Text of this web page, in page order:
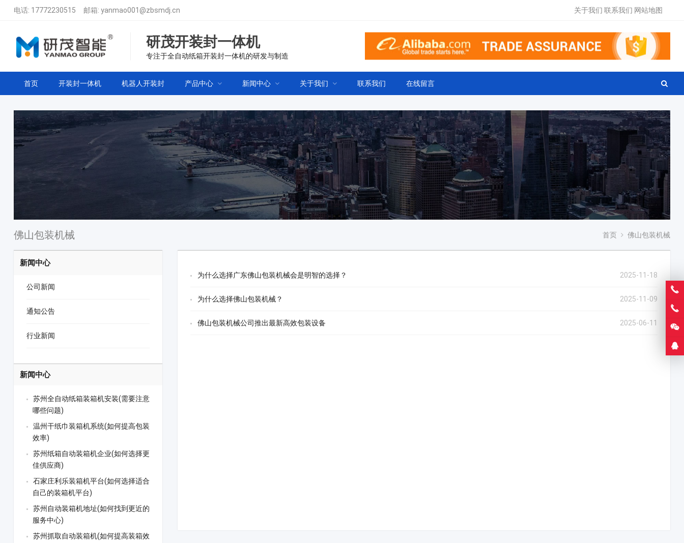
电话: 17772230515 邮箱: yanmao001@zbsmdj.cn 关于我们 联系我们 网站地图
研茂开装封一体机
专注于全自动纸箱开装封一体机的研发与制造
首页 开装封一体机 机器人开装封 产品中心 新闻中心 关于我们 联系我们 在线留言
佛山包装机械 首页 佛山包装机械
2025-11-18
为什么选择广东佛山包装机械会是明智的选择？
2025-11-09
为什么选择佛山包装机械？
2025-06-11
佛山包装机械公司推出最新高效包装设备
新闻中心
公司新闻
通知公告
行业新闻
新闻中心
苏州全自动纸箱装箱机安装(需要注意
哪些问题)
温州干纸巾装箱机系统(如何提高包装
效率)
苏州纸箱自动装箱机企业(如何选择更
佳供应商)
石家庄利乐装箱机平台(如何选择适合
自己的装箱机平台)
苏州自动装箱机地址(如何找到更近的
服务中心)
苏州抓取自动装箱机(如何提高装箱效